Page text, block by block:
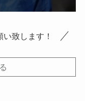
致します！